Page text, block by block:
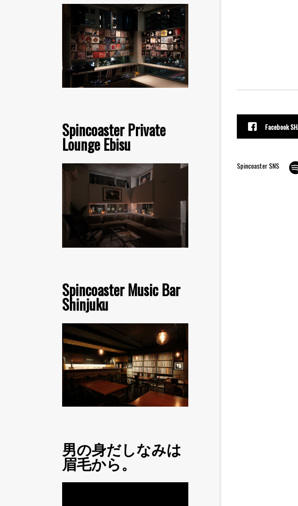
Spincoaster Private
Lounge Ebisu
Spincoaster Music Bar
Shinjuku
男の身だしなみは
眉毛から。
Facebook
Spincoaster SNS